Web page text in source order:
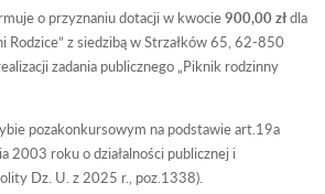
o przyznaniu dotacji w kwocie900,00 złdla
Rodzice” z siedzibą w Strzałków 65, 62-850
zadania publicznego „Piknik rodzinny
pozakonkursowym na podstawie art.19a
2003 roku o działalności publicznej i
Dz. U. z 2025 r., poz.1338).